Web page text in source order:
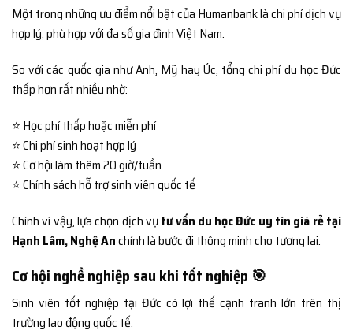
Một trong những ưu điểm nổi bật của Humanbank là chi phí dịch vụ
hợp lý, phù hợp với đa số gia đình Việt Nam.
So với các quốc gia như Anh, Mỹ hay Úc, tổng chi phí du học Đức
thấp hơn rất nhiều nhờ:
⭐ Học phí thấp hoặc miễn phí
⭐ Chi phí sinh hoạt hợp lý
⭐ Cơ hội làm thêm 20 giờ/tuần
⭐ Chính sách hỗ trợ sinh viên quốc tế
Chính vì vậy, lựa chọn dịch vụtư vấn du học Đức uy tín giá rẻ tại
Hạnh Lâm, Nghệ Anchính là bước đi thông minh cho tương lai.
Cơ hội nghề nghiệp sau khi tốt nghiệp 🎯
Sinh viên tốt nghiệp tại Đức có lợi thế cạnh tranh lớn trên thị
trường lao động quốc tế.